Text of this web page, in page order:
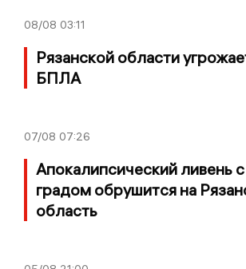
08/08 03:11
Рязанской области
БПЛА
07/08 07:26
Апокалипсический ливень
градом обрушится на
область